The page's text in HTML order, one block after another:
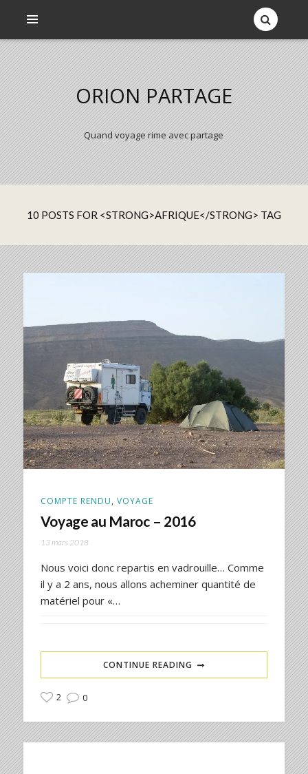
ORION PARTAGE
Quand voyage rime avec partage
10 POSTS FOR <STRONG>AFRIQUE</STRONG> TAG
COMPTE RENDU, VOYAGE
Voyage au Maroc – 2016
13 mars 2018
Nous voici donc repartis en vadrouille… Comme
il y a 2 ans, nous allons acheminer quantité de
matériel pour «…
CONTINUE READING
2 0